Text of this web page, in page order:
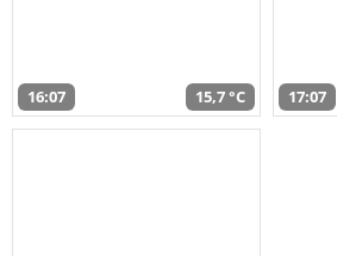
16:07 15,7 °C 17:07